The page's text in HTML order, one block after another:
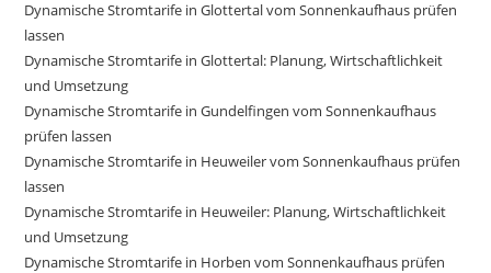
Dynamische Stromtarife in Glottertal vom Sonnenkaufhaus prüfen
lassen
Dynamische Stromtarife in Glottertal: Planung, Wirtschaftlichkeit
und Umsetzung
Dynamische Stromtarife in Gundelfingen vom Sonnenkaufhaus
prüfen lassen
Dynamische Stromtarife in Heuweiler vom Sonnenkaufhaus prüfen
lassen
Dynamische Stromtarife in Heuweiler: Planung, Wirtschaftlichkeit
und Umsetzung
Dynamische Stromtarife in Horben vom Sonnenkaufhaus prüfen